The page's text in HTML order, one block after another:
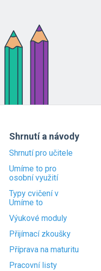
Shrnutí a návody
Shrnutí pro učitele
Umíme to pro
osobní využití
Typy cvičení v
Umíme to
Výukové moduly
Přijímací zkoušky
Příprava na maturitu
Pracovní listy